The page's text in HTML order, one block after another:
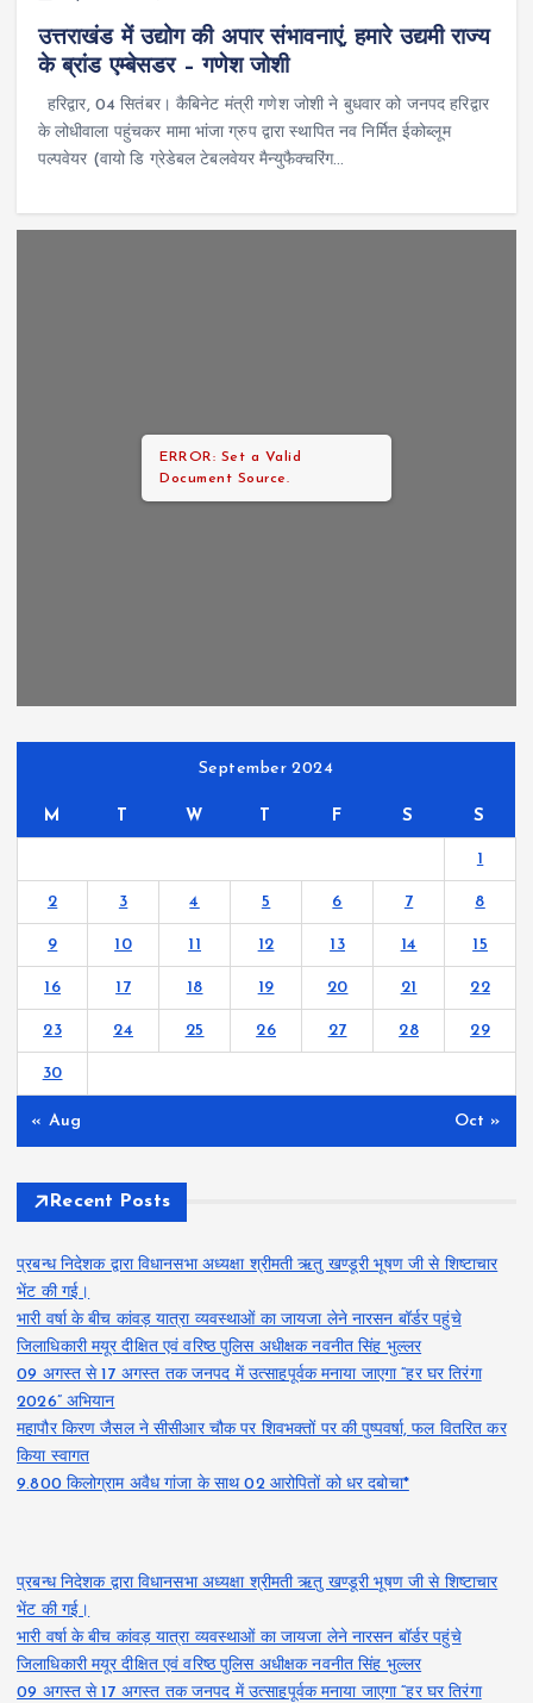
उत्तराखंड में उद्योग की अपार संभावनाएं, हमारे उद्यमी राज्य
के ब्रांड एम्बेसडर – गणेश जोशी
हरिद्वार, 04 सितंबर। कैबिनेट मंत्री गणेश जोशी ने बुधवार को जनपद हरिद्वार
के लोधीवाला पहुंचकर मामा भांजा ग्रुप द्वारा स्थापित नव निर्मित ईकोब्लूम
पल्पवेयर (वायो डि ग्रेडेबल टेबलवेयर मैन्युफैक्चरिंग…
ERROR: Set a Valid
Document Source.
September 2024
M T W T F S S
1
2 3 4 5 6 7 8
9 10 11 12 13 14 15
16 17 18 19 20 21 22
23 24 25 26 27 28 29
30
« Aug Oct »
Recent Posts
प्रबन्ध निदेशक द्वारा विधानसभा अध्यक्षा श्रीमती ऋतु खण्डूरी भूषण जी से शिष्टाचार
भेंट की गई।
भारी वर्षा के बीच कांवड़ यात्रा व्यवस्थाओं का जायजा लेने नारसन बॉर्डर पहुंचे
जिलाधिकारी मयूर दीक्षित एवं वरिष्ठ पुलिस अधीक्षक नवनीत सिंह भुल्लर
09 अगस्त से 17 अगस्त तक जनपद में उत्साहपूर्वक मनाया जाएगा “हर घर तिरंगा
2026” अभियान
महापौर किरण जैसल ने सीसीआर चौक पर शिवभक्तों पर की पुष्पवर्षा, फल वितरित कर
किया स्वागत
9.800 किलोग्राम अवैध गांजा के साथ 02 आरोपितों को धर दबोचा*
प्रबन्ध निदेशक द्वारा विधानसभा अध्यक्षा श्रीमती ऋतु खण्डूरी भूषण जी से शिष्टाचार
भेंट की गई।
भारी वर्षा के बीच कांवड़ यात्रा व्यवस्थाओं का जायजा लेने नारसन बॉर्डर पहुंचे
जिलाधिकारी मयूर दीक्षित एवं वरिष्ठ पुलिस अधीक्षक नवनीत सिंह भुल्लर
09 अगस्त से 17 अगस्त तक जनपद में उत्साहपूर्वक मनाया जाएगा “हर घर तिरंगा